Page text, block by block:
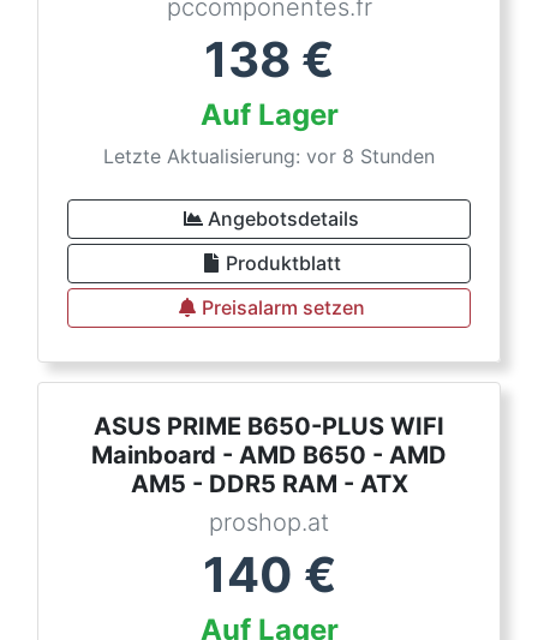
pccomponentes.fr
138 €
Auf Lager
Letzte Aktualisierung: vor 8 Stunden
Angebotsdetails
Produktblatt
Preisalarm setzen
ASUS PRIME B650-PLUS WIFI
Mainboard - AMD B650 - AMD
AM5 - DDR5 RAM - ATX
proshop.at
140 €
Auf Lager